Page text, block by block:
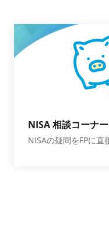
NISA 相談コーナー
NISAの疑問をFPに直